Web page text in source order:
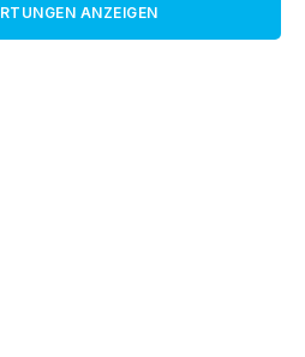
ANZEIGEN